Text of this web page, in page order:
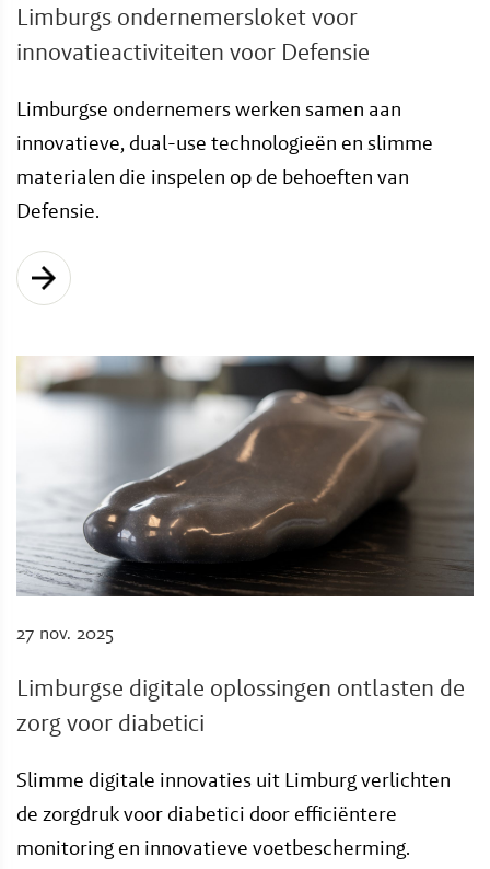
Limburgs ondernemersloket voor
innovatieactiviteiten voor Defensie
Limburgse ondernemers werken samen aan
innovatieve, dual-use technologieën en slimme
materialen die inspelen op de behoeften van
Defensie.
Limburgse digitale oplossingen ontlasten de
zorg voor diabetici
27 nov. 2025
Slimme digitale innovaties uit Limburg verlichten
de zorgdruk voor diabetici door efficiëntere
monitoring en innovatieve voetbescherming.